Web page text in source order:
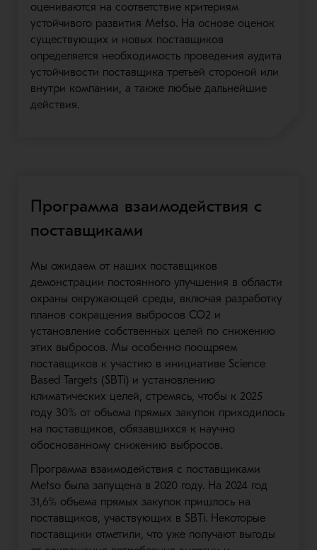
оцениваются на соответствие критериям
устойчивого развития Metso. На основе оценок
существующих и новых поставщиков
определяется необходимость проведения аудита
устойчивости поставщика третьей стороной или
внутри компании, а также любые дальнейшие
действия.
Программа взаимодействия с
поставщиками
Мы ожидаем от наших поставщиков
демонстрации постоянного улучшения в области
охраны окружающей среды, включая разработку
планов сокращения выбросов CO2 и
установление собственных целей по снижению
этих выбросов. Мы особенно поощряем
поставщиков к участию в инициативе Science
Based Targets (SBTi) и установлению
климатических целей, стремясь, чтобы к 2025
году 30% от объема прямых закупок приходилось
на поставщиков, обязавшихся к научно
обоснованному снижению выбросов.
Программа взаимодействия с поставщиками
Metso была запущена в 2020 году. На 2024 год
31,6% объема прямых закупок пришлось на
поставщиков, участвующих в SBTi. Некоторые
поставщики отметили, что уже получают выгоды